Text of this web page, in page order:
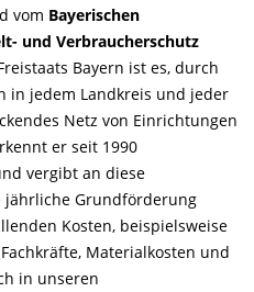
vom Bayerischen
und Verbraucherschutz
Bayern ist es, durch
in jedem Landkreis und jeder
Netz von Einrichtungen
er seit 1990
vergibt an diese
jährliche Grundförderung
Kosten, beispielsweise
Materialkosten und
in unseren